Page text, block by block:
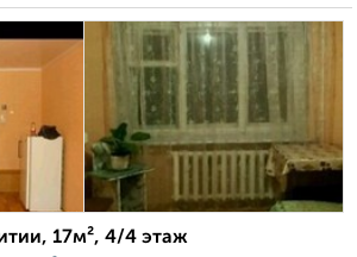
17м², 4/4 этаж